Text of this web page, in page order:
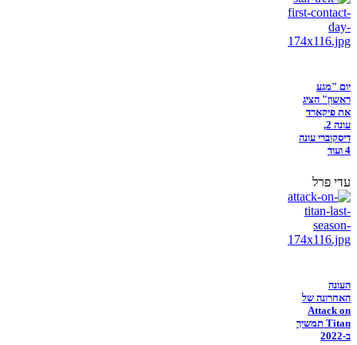
יום "מגע
ראשון" הציג
את פיקארד
עונה 2,
דיסקוברי עונה
4 ועוד
עדי פרל
העונה
האחרונה של
Attack on
Titan תמשיך
ב-2022